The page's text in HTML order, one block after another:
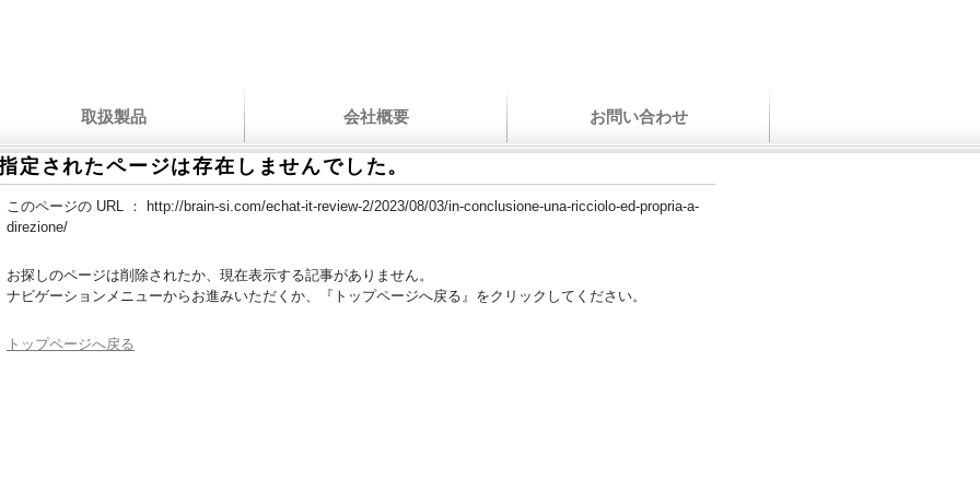
取扱製品 会社概要 お問い合わせ
定されたページは存在しませんでした。
このページの URL ：
http://brain-si.com/echat-it-review-2/2023/08/03/in-conclusione-una-ricciolo-ed-propria-a-
direzione/
お探しのページは削除されたか、現在表示する記事がありません。
ナビゲーションメニューからお進みいただくか、『トップページへ戻る』をクリックしてください。
トップページへ戻る